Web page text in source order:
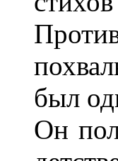
был
Он